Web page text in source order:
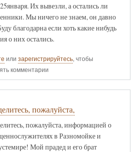
Их вывезли, а остались ли
Мы ничего не знаем, он давно
благодарна если хоть какие нибудь
о них остались.
или зарегистрируйтесь, чтобы
комментарии
пожалуйста,
пожалуйста, информацией о
в Разномойке и
Мой прадед и его брат